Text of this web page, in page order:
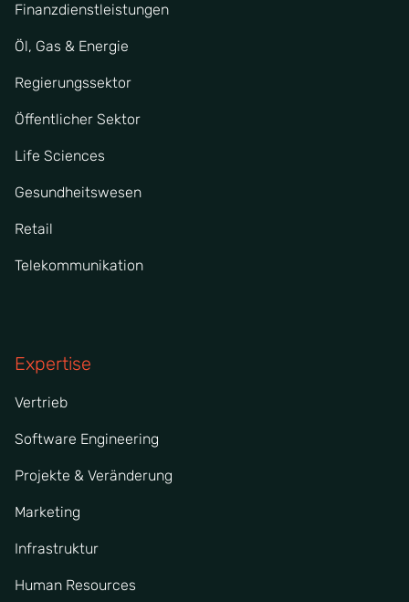
Finanzdienstleistungen
Öl, Gas & Energie
Regierungssektor
Öffentlicher Sektor
Life Sciences
Gesundheitswesen
Retail
Telekommunikation
Expertise
Vertrieb
Software Engineering
Projekte & Veränderung
Marketing
Infrastruktur
Human Resources